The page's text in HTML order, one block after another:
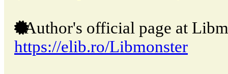
Author's official page at
https://elib.ro/Libmonster